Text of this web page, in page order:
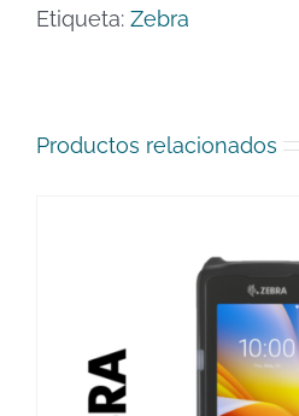
Etiqueta: Zebra
Productos relacionados